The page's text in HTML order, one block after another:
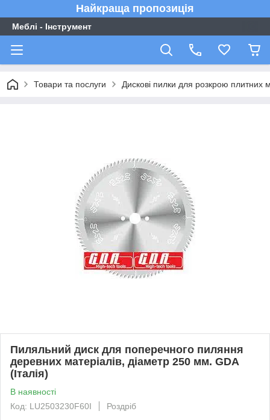
Найкраща пропозиція
Меблі - Інструмент
Товари та послуги Дискові пилки для розкрою плитних
Пиляльний диск для поперечного пиляння
деревних матеріалів, діаметр 250 мм. GDA
(Італія)
В наявності
Код: LU2503230F60I
Роздріб